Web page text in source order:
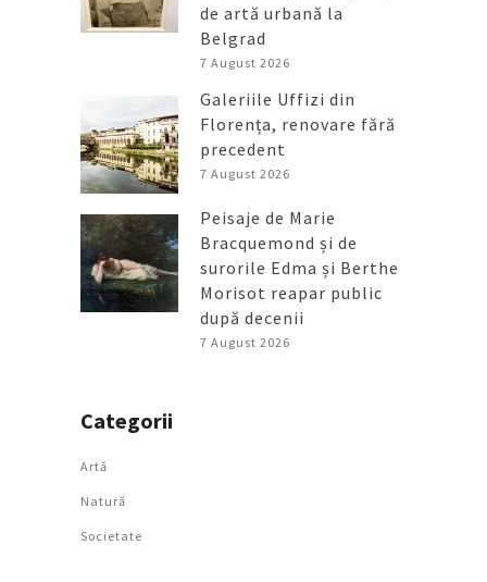
de artă urbană la
Belgrad
7 August 2026
Galeriile Uffizi din
Florența, renovare fără
precedent
7 August 2026
Peisaje de Marie
Bracquemond și de
surorile Edma și Berthe
Morisot reapar public
după decenii
7 August 2026
Categorii
Artǎ
Natură
Societate